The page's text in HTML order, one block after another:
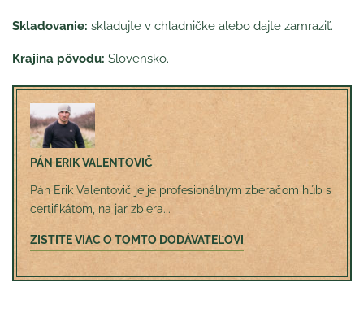
Skladovanie: skladujte v chladničke alebo dajte zamraziť.
Krajina pôvodu: Slovensko.
PÁN ERIK VALENTOVIČ
Pán Erik Valentovič je je profesionálnym zberačom húb s
certifikátom, na jar zbiera...
ZISTITE VIAC O TOMTO DODÁVATEĽOVI